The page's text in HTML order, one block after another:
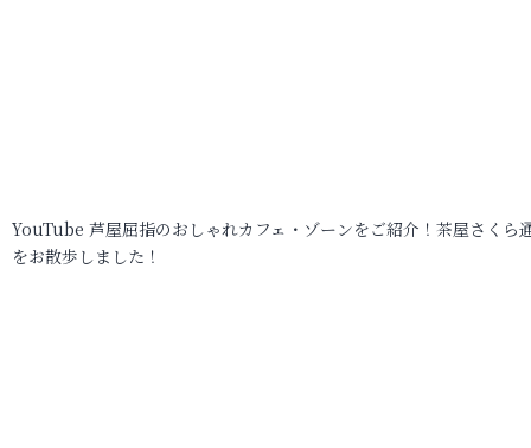
YouTube 芦屋屈指のおしゃれカフェ・ゾーンをご紹介！茶屋さくら
をお散歩しました！